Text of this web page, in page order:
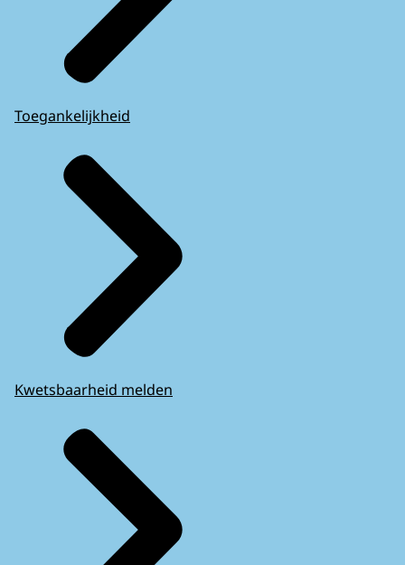
Toegankelijkheid
Kwetsbaarheid melden